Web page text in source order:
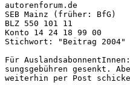
autorenforum.de
SEB Mainz (früher: BfG)
BLZ 550 101 11
Konto 14 24 18 99 00
Stichwort: "Beitrag 2004"
Für
sungsgebühren gesenkt.
weiterhin per Post